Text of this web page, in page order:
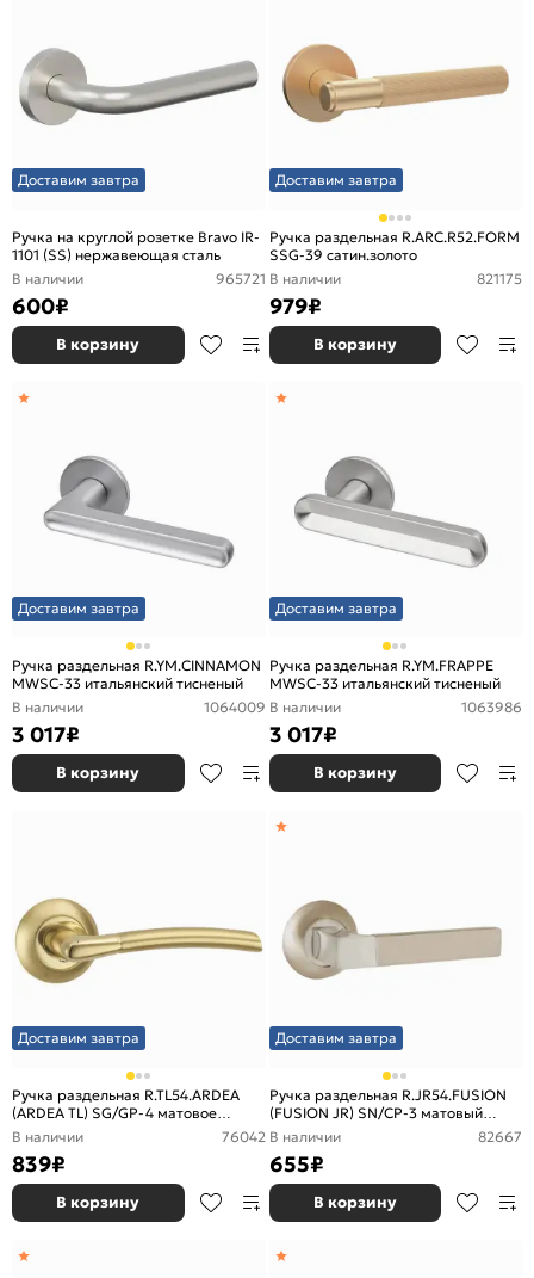
Доставим завтра
Ручка на круглой розетке Bravo IR-
1101 (SS) нержавеющая сталь
В наличии
965721
600₽
В корзину
Доставим завтра
Ручка раздельная R.ARC.R52.FORM
SSG-39 сатин.золото
В наличии
821175
979₽
В корзину
Доставим завтра
Ручка раздельная R.YM.CINNAMON
MWSC-33 итальянский тисненый
В наличии
1064009
3 017₽
В корзину
Доставим завтра
Ручка раздельная R.YM.FRAPPE
MWSC-33 итальянский тисненый
В наличии
1063986
3 017₽
В корзину
Доставим завтра
Ручка раздельная R.TL54.ARDEA
(ARDEA TL) SG/GP-4 матовое
золото/золото
В наличии 76042
839₽
В корзину
Доставим завтра
Ручка раздельная R.JR54.FUSION
(FUSION JR) SN/CP-3 матовый
никель/хром
В наличии 82667
655₽
В корзину